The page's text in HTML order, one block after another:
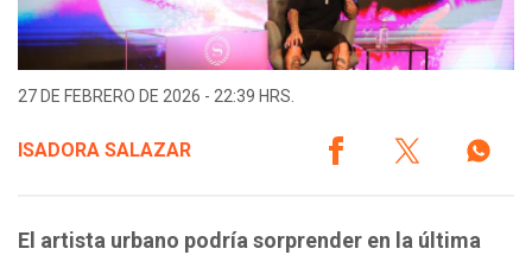
27 DE FEBRERO DE 2026 - 22:39 HRS.
ISADORA SALAZAR
El artista urbano podría sorprender en la última